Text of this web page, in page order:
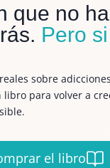
que no
Pero
sobre
libro para volver a
el libro